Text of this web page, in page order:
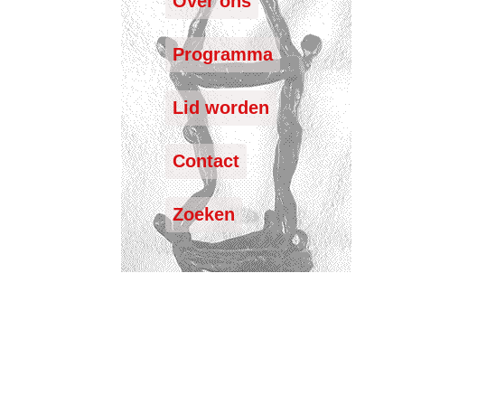
Programma
Lid worden
Contact
Zoeken